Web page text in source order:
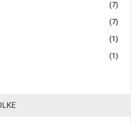
(7)
(7)
(1)
(1)